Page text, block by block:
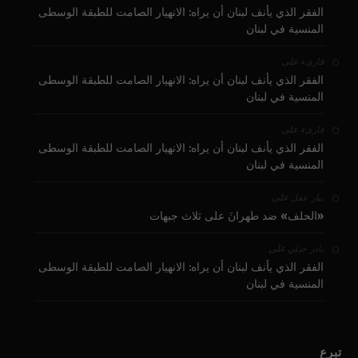
الفقر الذي يأنف لبنان أن يراه: الانهيار الصامت للطبقة الوسطى
المنسية في لبنان
قارىء على
الفقر الذي يأنف لبنان أن يراه: الانهيار الصامت للطبقة الوسطى
المنسية في لبنان
قارىء على
الفقر الذي يأنف لبنان أن يراه: الانهيار الصامت للطبقة الوسطى
المنسية في لبنان
بيار عقل على
«الحلف» ضد طهرانَ على ثلاث جبهات
نادر جبلي على
الفقر الذي يأنف لبنان أن يراه: الانهيار الصامت للطبقة الوسطى
المنسية في لبنان
تبرع